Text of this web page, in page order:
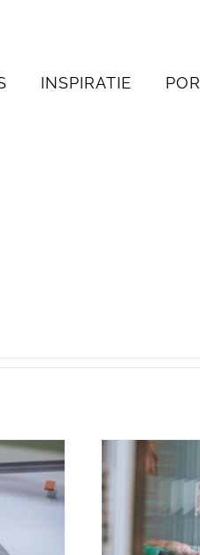
INSPIRATIE
het